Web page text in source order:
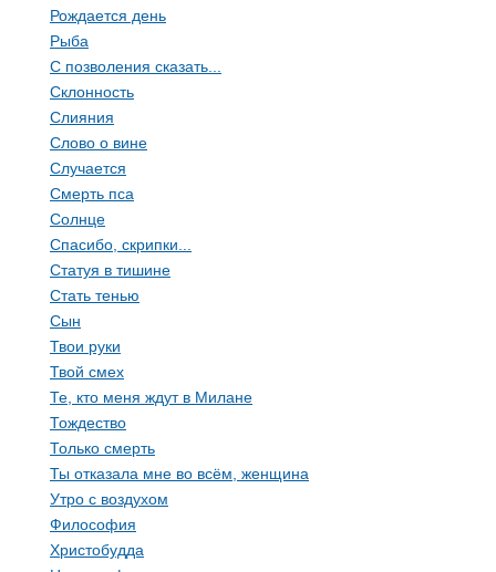
Рождается день
Рыба
С позволения сказать...
Склонность
Слияния
Слово о вине
Случается
Смерть пса
Солнце
Спасибо, скрипки...
Статуя в тишине
Стать тенью
Сын
Твои руки
Твой смех
Те, кто меня ждут в Милане
Тождество
Только смерть
Ты отказала мне во всём, женщина
Утро с воздухом
Философия
Христобудда